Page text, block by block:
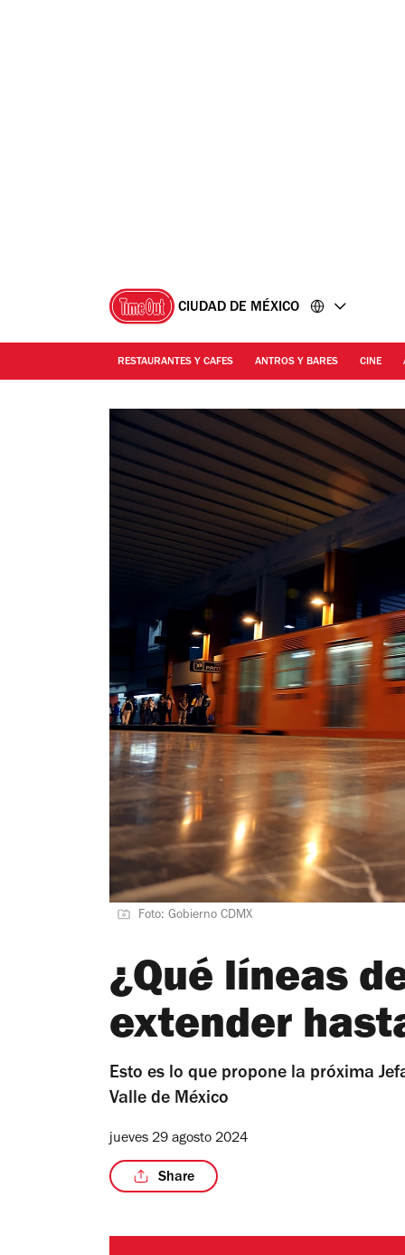
CIUDAD DE MÉXICO
RESTAURANTES Y CAFES ANTROS Y BARES CINE
Foto: Gobierno CDMX
¿Qué líneas
extender
Esto es lo que propone la próxima
Valle de México
jueves 29 agosto 2024
Share